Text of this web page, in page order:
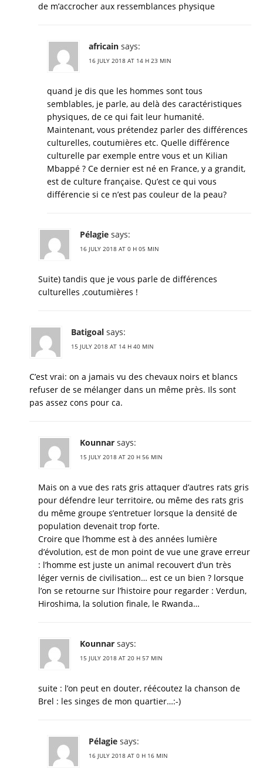
de m’accrocher aux ressemblances physique
africain says:
16 JULY 2018 AT 14 H 23 MIN
quand je dis que les hommes sont tous
semblables, je parle, au delà des caractéristiques
physiques, de ce qui fait leur humanité.
Maintenant, vous prétendez parler des différences
culturelles, coutumières etc. Quelle différence
culturelle par exemple entre vous et un Kilian
Mbappé ? Ce dernier est né en France, y a grandit,
est de culture française. Qu’est ce qui vous
différencie si ce n’est pas couleur de la peau?
Pélagie says:
16 JULY 2018 AT 0 H 05 MIN
Suite) tandis que je vous parle de différences
culturelles ,coutumières !
Batigoal says:
15 JULY 2018 AT 14 H 40 MIN
C’est vrai: on a jamais vu des chevaux noirs et blancs
refuser de se mélanger dans un même près. Ils sont
pas assez cons pour ca.
Kounnar says:
15 JULY 2018 AT 20 H 56 MIN
Mais on a vue des rats gris attaquer d’autres rats gris
pour défendre leur territoire, ou même des rats gris
du même groupe s’entretuer lorsque la densité de
population devenait trop forte.
Croire que l’homme est à des années lumière
d’évolution, est de mon point de vue une grave erreur
: l’homme est juste un animal recouvert d’un très
léger vernis de civilisation… est ce un bien ? lorsque
l’on se retourne sur l’histoire pour regarder : Verdun,
Hiroshima, la solution finale, le Rwanda…
Kounnar says:
15 JULY 2018 AT 20 H 57 MIN
suite : l’on peut en douter, réécoutez la chanson de
Brel : les singes de mon quartier…:-)
Pélagie says:
16 JULY 2018 AT 0 H 16 MIN